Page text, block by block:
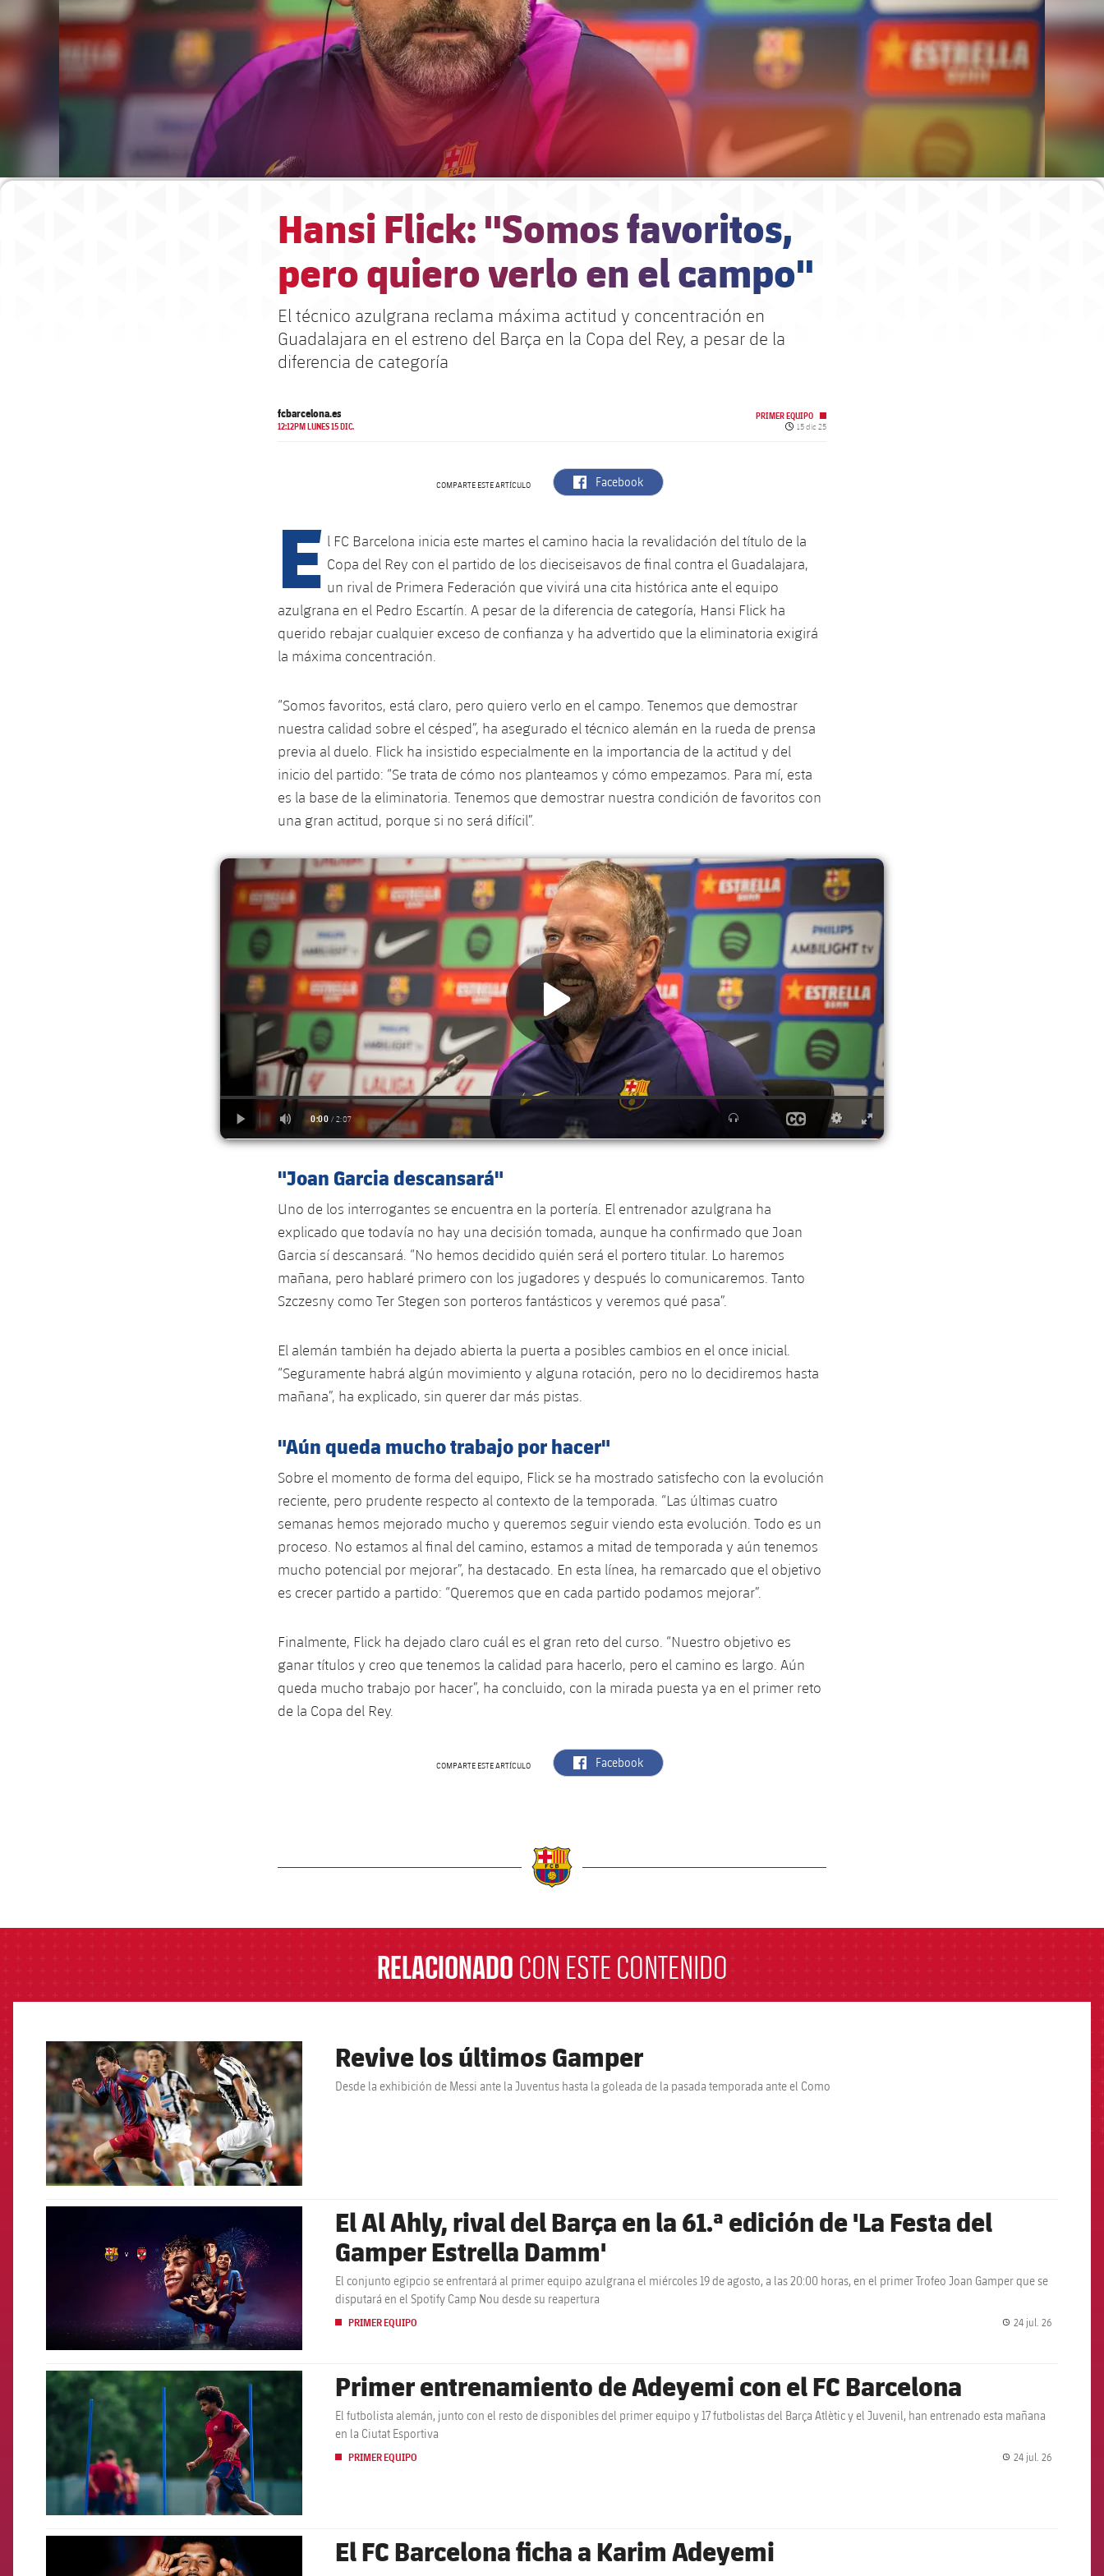
Hansi Flick: "Somos favoritos,
pero quiero verlo en el campo"
El técnico azulgrana reclama máxima actitud y concentración en
Guadalajara en el estreno del Barça en la Copa del Rey, a pesar de la
diferencia de categoría
fcbarcelona.es
12:12PM LUNES 15 DIC.
PRIMER EQUIPO
Fecha de publicación
15 dic 25
COMPARTE ESTE ARTÍCULO label.aria.facebook
Facebook
E l FC Barcelona inicia este martes el camino hacia la revalidación del título de la
Copa del Rey con el partido de los dieciseisavos de final contra el Guadalajara,
un rival de Primera Federación que vivirá una cita histórica ante el equipo
azulgrana en el Pedro Escartín. A pesar de la diferencia de categoría, Hansi Flick ha
querido rebajar cualquier exceso de confianza y ha advertido que la eliminatoria exigirá
la máxima concentración.
“Somos favoritos, está claro, pero quiero verlo en el campo. Tenemos que demostrar
nuestra calidad sobre el césped”, ha asegurado el técnico alemán en la rueda de prensa
previa al duelo. Flick ha insistido especialmente en la importancia de la actitud y del
inicio del partido: “Se trata de cómo nos planteamos y cómo empezamos. Para mí, esta
es la base de la eliminatoria. Tenemos que demostrar nuestra condición de favoritos con
una gran actitud, porque si no será difícil”.
"Joan Garcia descansará"
Uno de los interrogantes se encuentra en la portería. El entrenador azulgrana ha
explicado que todavía no hay una decisión tomada, aunque ha confirmado que Joan
Garcia sí descansará. “No hemos decidido quién será el portero titular. Lo haremos
mañana, pero hablaré primero con los jugadores y después lo comunicaremos. Tanto
Szczesny como Ter Stegen son porteros fantásticos y veremos qué pasa”.
El alemán también ha dejado abierta la puerta a posibles cambios en el once inicial.
“Seguramente habrá algún movimiento y alguna rotación, pero no lo decidiremos hasta
mañana”, ha explicado, sin querer dar más pistas.
"Aún queda mucho trabajo por hacer"
Sobre el momento de forma del equipo, Flick se ha mostrado satisfecho con la evolución
reciente, pero prudente respecto al contexto de la temporada. “Las últimas cuatro
semanas hemos mejorado mucho y queremos seguir viendo esta evolución. Todo es un
proceso. No estamos al final del camino, estamos a mitad de temporada y aún tenemos
mucho potencial por mejorar”, ha destacado. En esta línea, ha remarcado que el objetivo
es crecer partido a partido: “Queremos que en cada partido podamos mejorar”.
Finalmente, Flick ha dejado claro cuál es el gran reto del curso. “Nuestro objetivo es
ganar títulos y creo que tenemos la calidad para hacerlo, pero el camino es largo. Aún
queda mucho trabajo por hacer”, ha concluido, con la mirada puesta ya en el primer reto
de la Copa del Rey.
COMPARTE ESTE ARTÍCULO label.aria.facebook
Facebook
RELACIONADO CON ESTE CONTENIDO
FCB Barcelona badge Revive los últimos Gamper
Desde la exhibición de Messi ante la Juventus hasta la goleada de la pasada temporada ante el Como
El Al Ahly, rival del Barça en la 61.ª edición de 'La Festa del
Gamper Estrella Damm'
El conjunto egipcio se enfrentará al primer equipo azulgrana el miércoles 19 de agosto, a las 20:00 horas, en el primer Trofeo Joan Gamper que se
disputará en el Spotify Camp Nou desde su reapertura
PRIMER EQUIPO 24 jul. 26
FCB Barcelona badge Primer entrenamiento de Adeyemi con el FC Barcelona
El futbolista alemán, junto con el resto de disponibles del primer equipo y 17 futbolistas del Barça Atlètic y el Juvenil, han entrenado esta mañana
en la Ciutat Esportiva
PRIMER EQUIPO 24 jul. 26
FCB Barcelona badge El FC Barcelona ficha a Karim Adeyemi